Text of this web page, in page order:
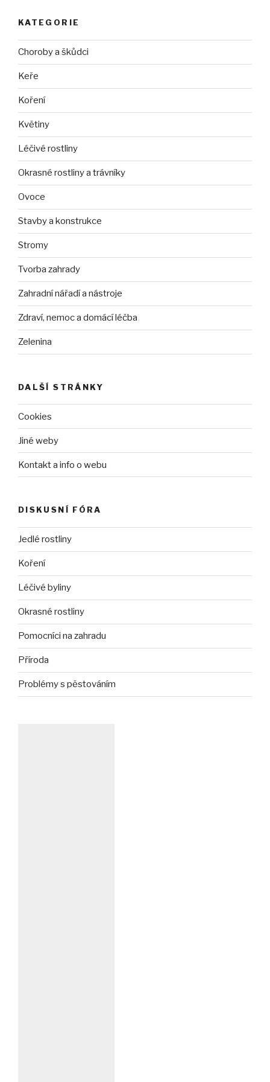
KATEGORIE
Choroby a škůdci
Keře
Koření
Květiny
Léčivé rostliny
Okrasné rostliny a trávníky
Ovoce
Stavby a konstrukce
Stromy
Tvorba zahrady
Zahradní nářadí a nástroje
Zdraví, nemoc a domácí léčba
Zelenina
DALŠÍ STRÁNKY
Cookies
Jiné weby
Kontakt a info o webu
DISKUSNÍ FÓRA
Jedlé rostliny
Koření
Léčivé byliny
Okrasné rostliny
Pomocníci na zahradu
Příroda
Problémy s pěstováním